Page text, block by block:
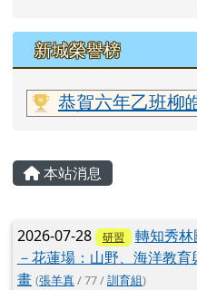
新城榮譽榜
恭賀六年乙班柳
主內容區域
本站消息
文章列表
2026-07-28 研習
轉知秀
－花蓮場：山野、海洋教
畫 (張羊真/ 77 /訓育組)